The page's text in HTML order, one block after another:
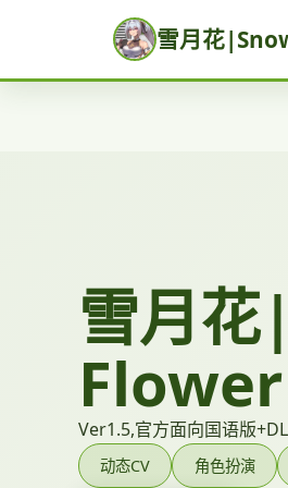
雪月花
雪月
Flower
Ver1.5,官方面向国语版
动态CV 角色扮演